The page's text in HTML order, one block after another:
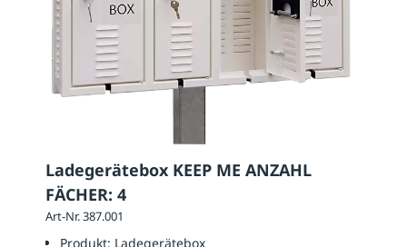
Ladegerätebox KEEP ME ANZAHL
FÄCHER: 4
Art-Nr. 387.001
Produkt: Ladegerätebox